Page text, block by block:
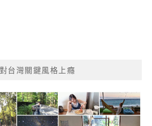
對台灣關鍵風格上癮